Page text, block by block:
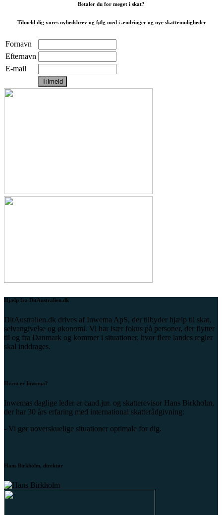
Betaler du for meget i skat?
Tilmeld dig vores nyhedsbrev og følg med i ændringer og nye skattemuligheder
Fornavn
Efternavn
E-mail
Hjælp fra DitAustralien.dk
DitAustralien.dk drives af Inwema ApS, der tilbyder hjælp til skat,
selvangivelse og økonomi. Vi har især fokus på personer, der flytter
til og fra Danmark og kommer i situationer, hvor flere landes regler
skal inddrages.
Hvem er Inwema?
Inwemas daglige leder er cand.jur. og skatterevisor Hans Birkholm,
der har 30 års erfaring med international skatterådgivning:
- Vi gør uoverskuelige situationer optimale for dig.
Hans Birkholm, direktør